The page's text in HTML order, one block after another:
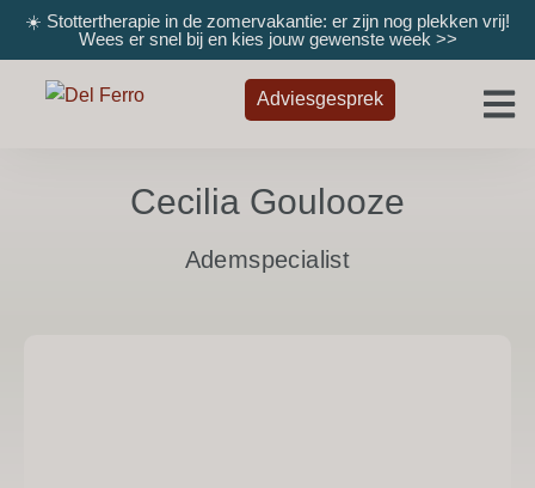
☀️ Stottertherapie in de zomervakantie: er zijn nog plekken vrij!
Wees er snel bij en kies jouw gewenste week >>
Adviesgesprek
Cecilia Goulooze
Ademspecialist